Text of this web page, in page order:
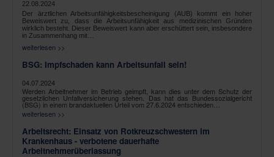
22.08.2024
Der ärztlichen Arbeitsunfähigkeitsbescheinigung (AUB) kommt ein hoher
Beweiswert zu, dass die Arbeitsunfähigkeit aus medizinischen Gründen
wirklich besteht. Dieser Beweiswert kann aber erschüttert sein, insbesondere
in Zusammenhang mit…
weiterlesen >>
BSG: Impfschaden kann Arbeitsunfall sein!
04.07.2024
Werden Arbeitnehmer im Betrieb geimpft, kann dies unter dem Schutz der
gesetzlichen Unfallversicherung stehen. Das hat das Bundessozialgericht
(BSG) in einem brandaktuellen Urteil vom 27.6.2024 entschieden…
weiterlesen >>
Arbeitsrecht: Einsatz von Rotkreuzschwestern im
Krankenhaus - verbotene dauerhafte
Arbeitnehmerüberlassung